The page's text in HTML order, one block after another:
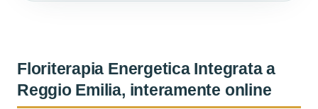
Floriterapia Energetica Integrata a
Reggio Emilia, interamente online